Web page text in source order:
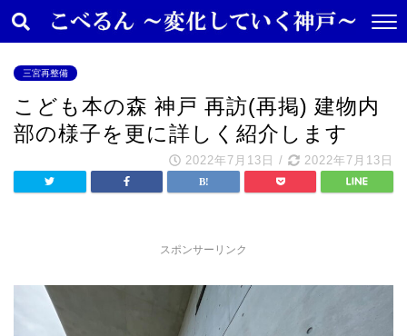
三宮再整備
こども本の森 神戸 再訪(再掲) 建物内
部の様子を更に詳しく紹介します
2022年7月13日 / 2022年7月13日
スポンサーリンク